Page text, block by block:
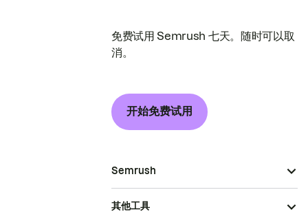
免费试用 Semrush 七天。随时可以取
消。
开始免费试用
Semrush
其他工具